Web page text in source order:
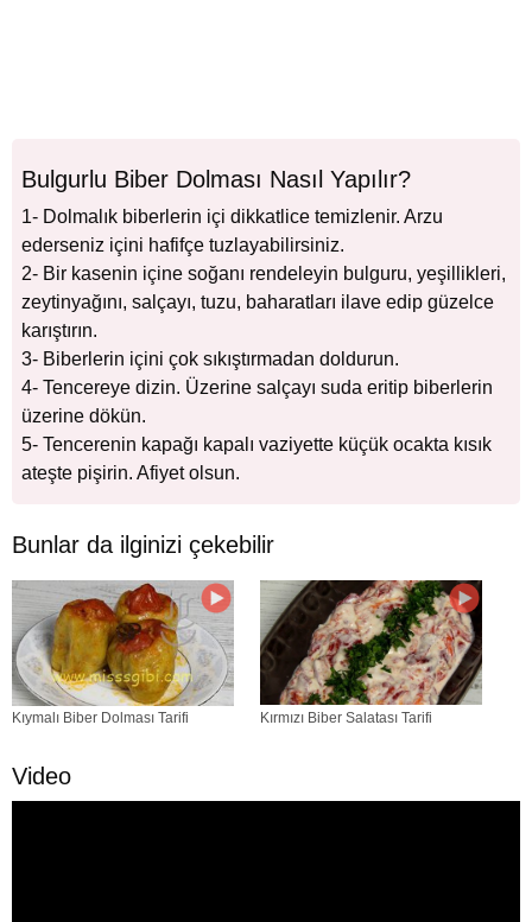
Bulgurlu Biber Dolması Nasıl Yapılır?
1- Dolmalık biberlerin içi dikkatlice temizlenir. Arzu
ederseniz içini hafifçe tuzlayabilirsiniz.
2- Bir kasenin içine soğanı rendeleyin bulguru, yeşillikleri,
zeytinyağını, salçayı, tuzu, baharatları ilave edip güzelce
karıştırın.
3- Biberlerin içini çok sıkıştırmadan doldurun.
4- Tencereye dizin. Üzerine salçayı suda eritip biberlerin
üzerine dökün.
5- Tencerenin kapağı kapalı vaziyette küçük ocakta kısık
ateşte pişirin. Afiyet olsun.
Bunlar da ilginizi çekebilir
Kıymalı Biber Dolması Tarifi Kırmızı Biber Salatası Tarifi
Video